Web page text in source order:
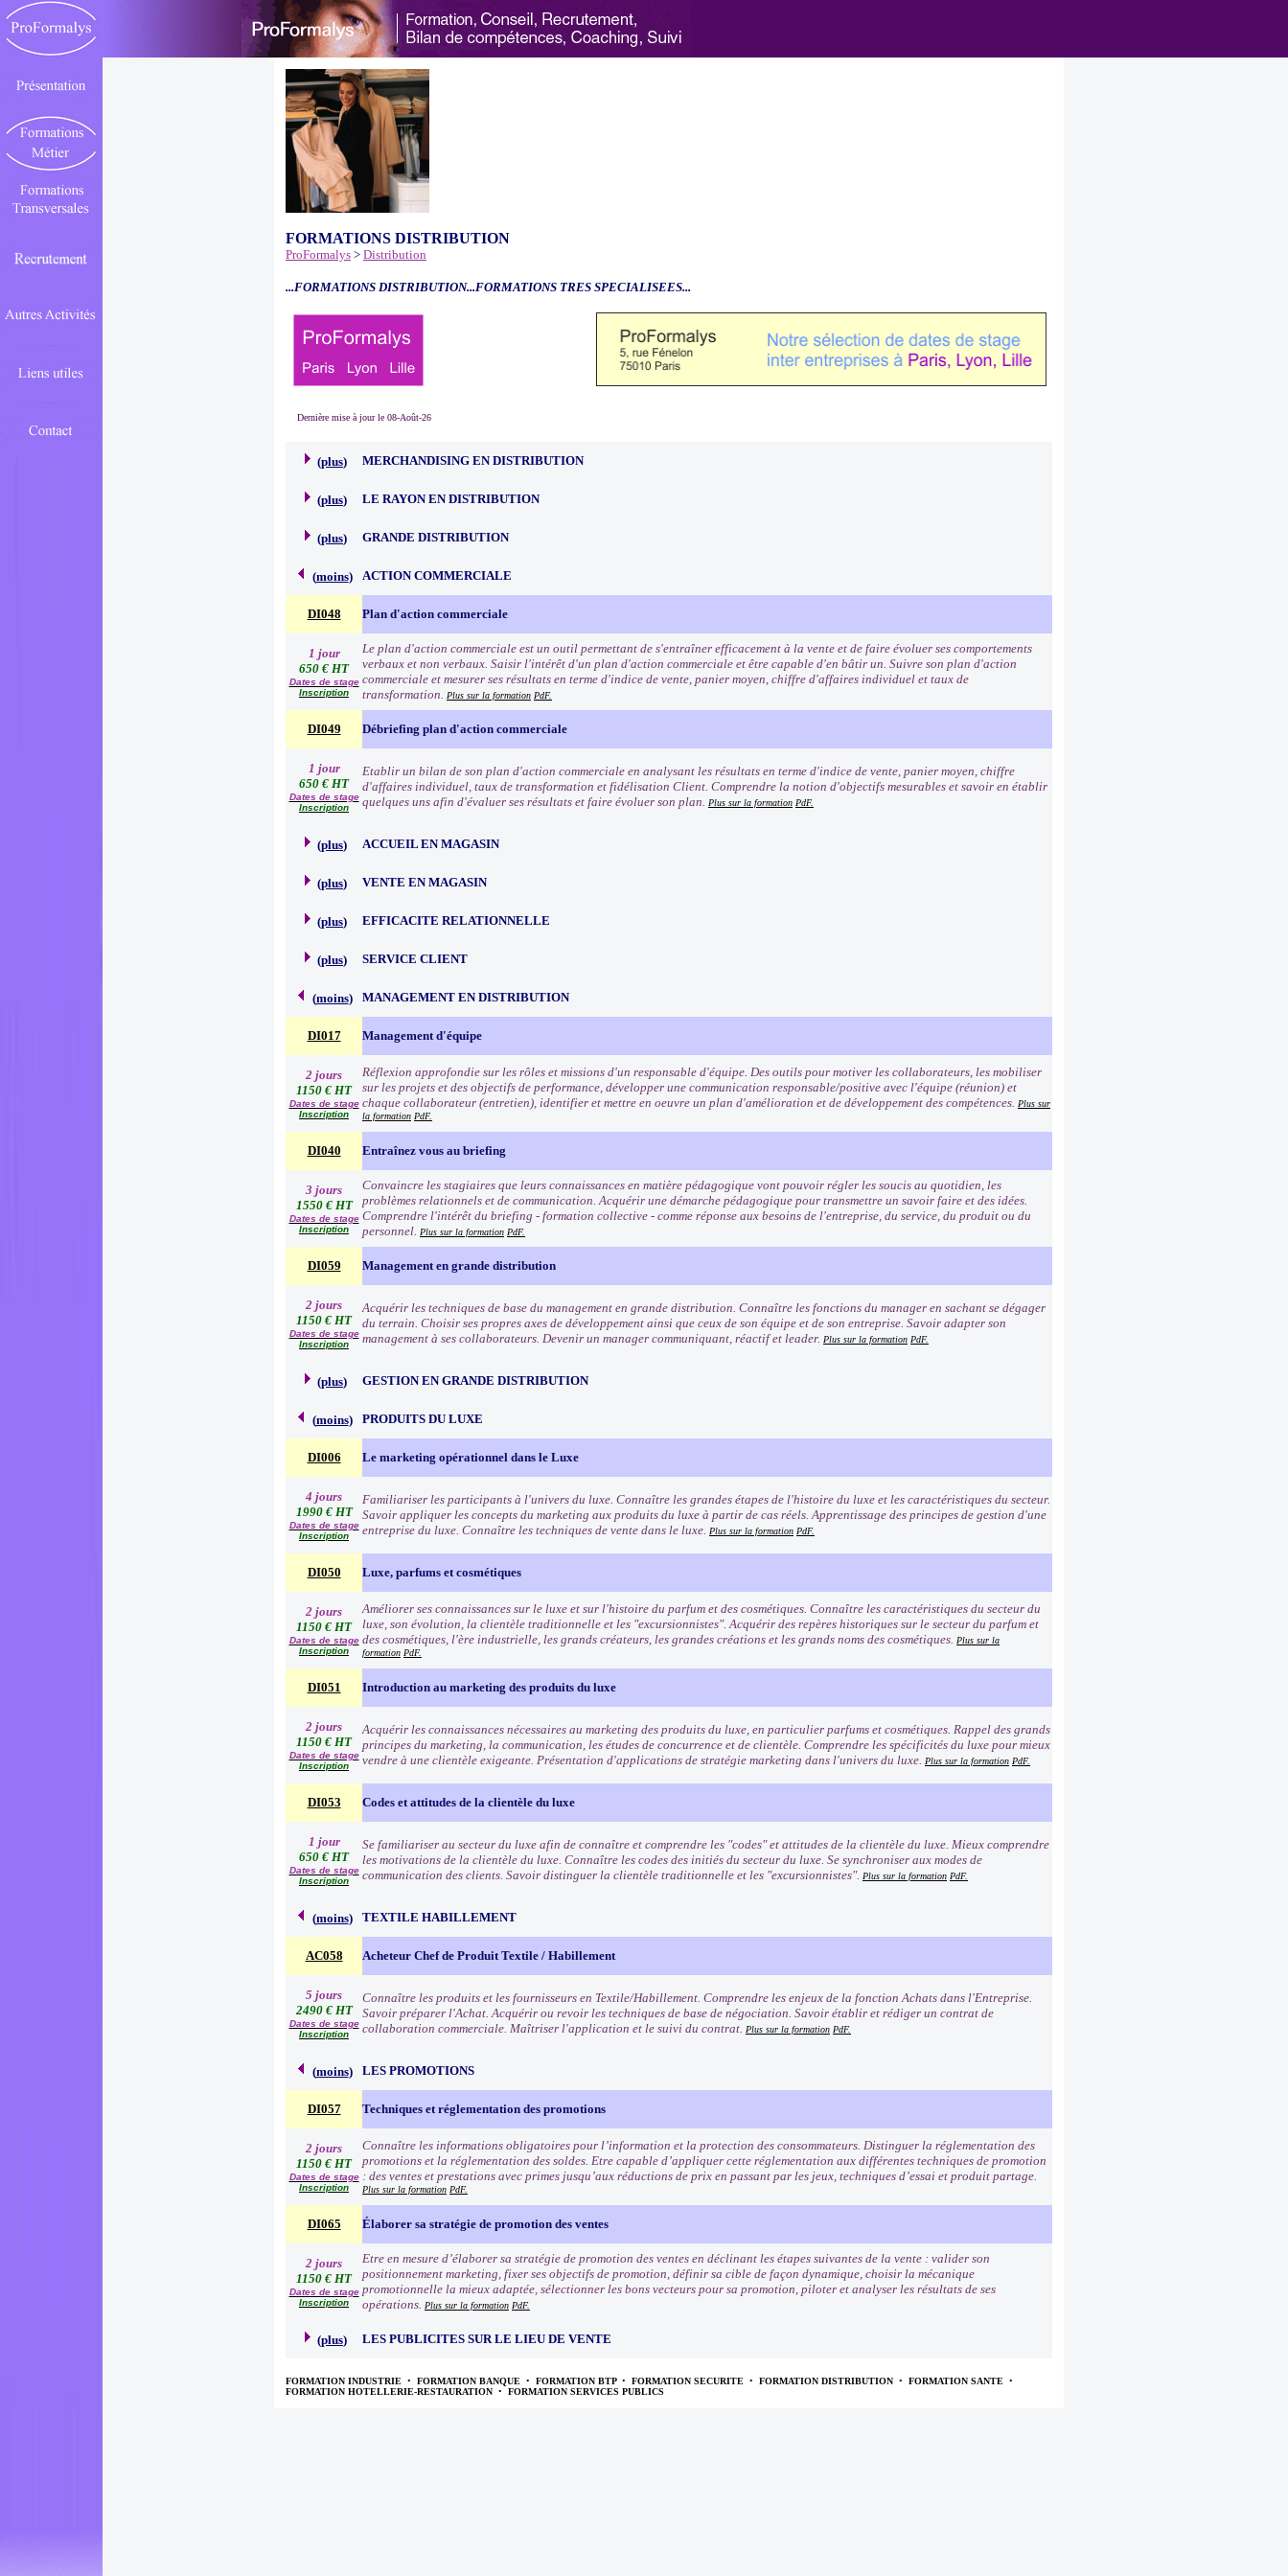
FORMATIONS DISTRIBUTION
ProFormalys > Distribution
...FORMATIONS DISTRIBUTION...FORMATIONS TRES SPECIALISEES...
Dernière mise à jour le 08-Août-26
(plus) MERCHANDISING EN DISTRIBUTION
(plus) LE RAYON EN DISTRIBUTION
(plus) GRANDE DISTRIBUTION
(moins) ACTION COMMERCIALE
DI048 Plan d'action commerciale
1 jour
650 € HT
Dates de stage
Inscription
Le plan d'action commerciale est un outil permettant de s'entraîner efficacement à la vente et de faire évoluer ses comportements
verbaux et non verbaux. Saisir l'intérêt d'un plan d'action commerciale et être capable d'en bâtir un. Suivre son plan d'action
commerciale et mesurer ses résultats en terme d'indice de vente, panier moyen, chiffre d'affaires individuel et taux de
transformation. Plus sur la formation PdF.
DI049 Débriefing plan d'action commerciale
1 jour
650 € HT
Dates de stage
Inscription
Etablir un bilan de son plan d'action commerciale en analysant les résultats en terme d'indice de vente, panier moyen, chiffre
d'affaires individuel, taux de transformation et fidélisation Client. Comprendre la notion d'objectifs mesurables et savoir en établir
quelques uns afin d'évaluer ses résultats et faire évoluer son plan. Plus sur la formation PdF.
(plus) ACCUEIL EN MAGASIN
(plus) VENTE EN MAGASIN
(plus) EFFICACITE RELATIONNELLE
(plus) SERVICE CLIENT
(moins) MANAGEMENT EN DISTRIBUTION
DI017 Management d'équipe
2 jours
1150 € HT
Dates de stage
Inscription
Réflexion approfondie sur les rôles et missions d'un responsable d'équipe. Des outils pour motiver les collaborateurs, les mobiliser
sur les projets et des objectifs de performance, développer une communication responsable/positive avec l'équipe (réunion) et
chaque collaborateur (entretien), identifier et mettre en oeuvre un plan d'amélioration et de développement des compétences. Plus sur
la formation PdF.
DI040 Entraînez vous au briefing
3 jours
1550 € HT
Dates de stage
Inscription
Convaincre les stagiaires que leurs connaissances en matière pédagogique vont pouvoir régler les soucis au quotidien, les
problèmes relationnels et de communication. Acquérir une démarche pédagogique pour transmettre un savoir faire et des idées.
Comprendre l'intérêt du briefing - formation collective - comme réponse aux besoins de l'entreprise, du service, du produit ou du
personnel. Plus sur la formation PdF.
DI059 Management en grande distribution
2 jours
1150 € HT
Dates de stage
Inscription
Acquérir les techniques de base du management en grande distribution. Connaître les fonctions du manager en sachant se dégager
du terrain. Choisir ses propres axes de développement ainsi que ceux de son équipe et de son entreprise. Savoir adapter son
management à ses collaborateurs. Devenir un manager communiquant, réactif et leader. Plus sur la formation PdF.
(plus) GESTION EN GRANDE DISTRIBUTION
(moins) PRODUITS DU LUXE
DI006 Le marketing opérationnel dans le Luxe
4 jours
1990 € HT
Dates de stage
Inscription
Familiariser les participants à l'univers du luxe. Connaître les grandes étapes de l'histoire du luxe et les caractéristiques du secteur.
Savoir appliquer les concepts du marketing aux produits du luxe à partir de cas réels. Apprentissage des principes de gestion d'une
entreprise du luxe. Connaître les techniques de vente dans le luxe. Plus sur la formation PdF.
DI050 Luxe, parfums et cosmétiques
2 jours
1150 € HT
Dates de stage
Inscription
Améliorer ses connaissances sur le luxe et sur l'histoire du parfum et des cosmétiques. Connaître les caractéristiques du secteur du
luxe, son évolution, la clientèle traditionnelle et les "excursionnistes". Acquérir des repères historiques sur le secteur du parfum et
des cosmétiques, l'ère industrielle, les grands créateurs, les grandes créations et les grands noms des cosmétiques. Plus sur la
formation PdF.
DI051 Introduction au marketing des produits du luxe
2 jours
1150 € HT
Dates de stage
Inscription
Acquérir les connaissances nécessaires au marketing des produits du luxe, en particulier parfums et cosmétiques. Rappel des grands
principes du marketing, la communication, les études de concurrence et de clientèle. Comprendre les spécificités du luxe pour mieux
vendre à une clientèle exigeante. Présentation d'applications de stratégie marketing dans l'univers du luxe. Plus sur la formation PdF.
DI053 Codes et attitudes de la clientèle du luxe
1 jour
650 € HT
Dates de stage
Inscription
Se familiariser au secteur du luxe afin de connaître et comprendre les "codes" et attitudes de la clientèle du luxe. Mieux comprendre
les motivations de la clientèle du luxe. Connaître les codes des initiés du secteur du luxe. Se synchroniser aux modes de
communication des clients. Savoir distinguer la clientèle traditionnelle et les "excursionnistes". Plus sur la formation PdF.
(moins) TEXTILE HABILLEMENT
AC058 Acheteur Chef de Produit Textile / Habillement
5 jours
2490 € HT
Dates de stage
Inscription
Connaître les produits et les fournisseurs en Textile/Habillement. Comprendre les enjeux de la fonction Achats dans l'Entreprise.
Savoir préparer l'Achat. Acquérir ou revoir les techniques de base de négociation. Savoir établir et rédiger un contrat de
collaboration commerciale. Maîtriser l'application et le suivi du contrat. Plus sur la formation PdF.
(moins) LES PROMOTIONS
DI057 Techniques et réglementation des promotions
2 jours
1150 € HT
Dates de stage
Inscription
Connaître les informations obligatoires pour l’information et la protection des consommateurs. Distinguer la réglementation des
promotions et la réglementation des soldes. Etre capable d’appliquer cette réglementation aux différentes techniques de promotion
: des ventes et prestations avec primes jusqu’aux réductions de prix en passant par les jeux, techniques d’essai et produit partage.
Plus sur la formation PdF.
DI065 Élaborer sa stratégie de promotion des ventes
2 jours
1150 € HT
Dates de stage
Inscription
Etre en mesure d’élaborer sa stratégie de promotion des ventes en déclinant les étapes suivantes de la vente : valider son
positionnement marketing, fixer ses objectifs de promotion, définir sa cible de façon dynamique, choisir la mécanique
promotionnelle la mieux adaptée, sélectionner les bons vecteurs pour sa promotion, piloter et analyser les résultats de ses
opérations. Plus sur la formation PdF.
(plus) LES PUBLICITES SUR LE LIEU DE VENTE
FORMATION INDUSTRIE • FORMATION BANQUE • FORMATION BTP • FORMATION SECURITE • FORMATION DISTRIBUTION • FORMATION SANTE •
FORMATION HOTELLERIE-RESTAURATION • FORMATION SERVICES PUBLICS